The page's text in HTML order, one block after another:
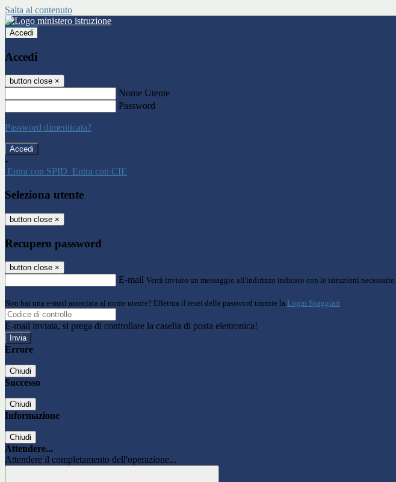
Salta al contenuto
Accedi
Accedi
button close ×
Nome Utente
Password
Password dimenticata?
-
Entra con SPID Entra con CIE
Seleziona utente
button close ×
Recupero password
button close ×
E-mail Verrà inviato un messaggio all'indirizzo indicato con le istruzioni necessarie.
Non hai una e-mail associata al nome utente? Effettua il reset della password tramite la Login Spaggiari
E-mail inviata, si prega di controllare la casella di posta elettronica!
Errore
Chiudi
Successo
Chiudi
Informazione
Chiudi
Attendere...
Attendere il completamento dell'operazione...